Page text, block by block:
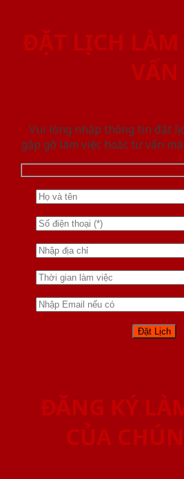
ĐẶT LỊCH
VẤN
Vui lòng nhập thông tin đặt
gặp gỡ làm việc hoăc tư vấn
ĐĂNG KÝ
CỦA